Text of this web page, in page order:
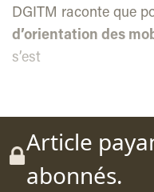
DGITM raconte que
d’orientation des
s’est
Article
abonnés.